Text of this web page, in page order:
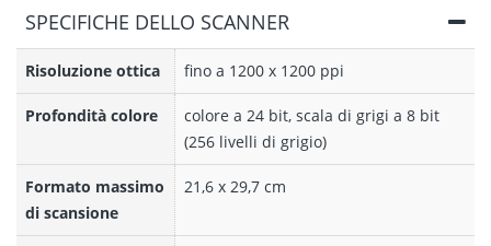
SPECIFICHE DELLO SCANNER
Risoluzione ottica fino a 1200 x 1200 ppi
Profondità colore
colore a 24 bit, scala di grigi a 8 bit
(256 livelli di grigio)
Formato massimo
di scansione
21,6 x 29,7 cm